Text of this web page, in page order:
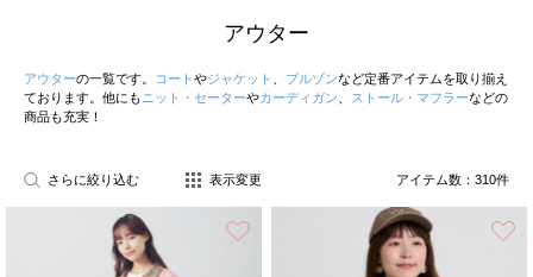
アウター
アウターの一覧です。 コート やジャケット ブルゾンなど定番アイテムを取り揃え
ております。他にも ニット・セーターやカーディガン ストール・マフラーなどの
商品も充実！
さらに絞り込む 表示変更 アイテム数： 310件